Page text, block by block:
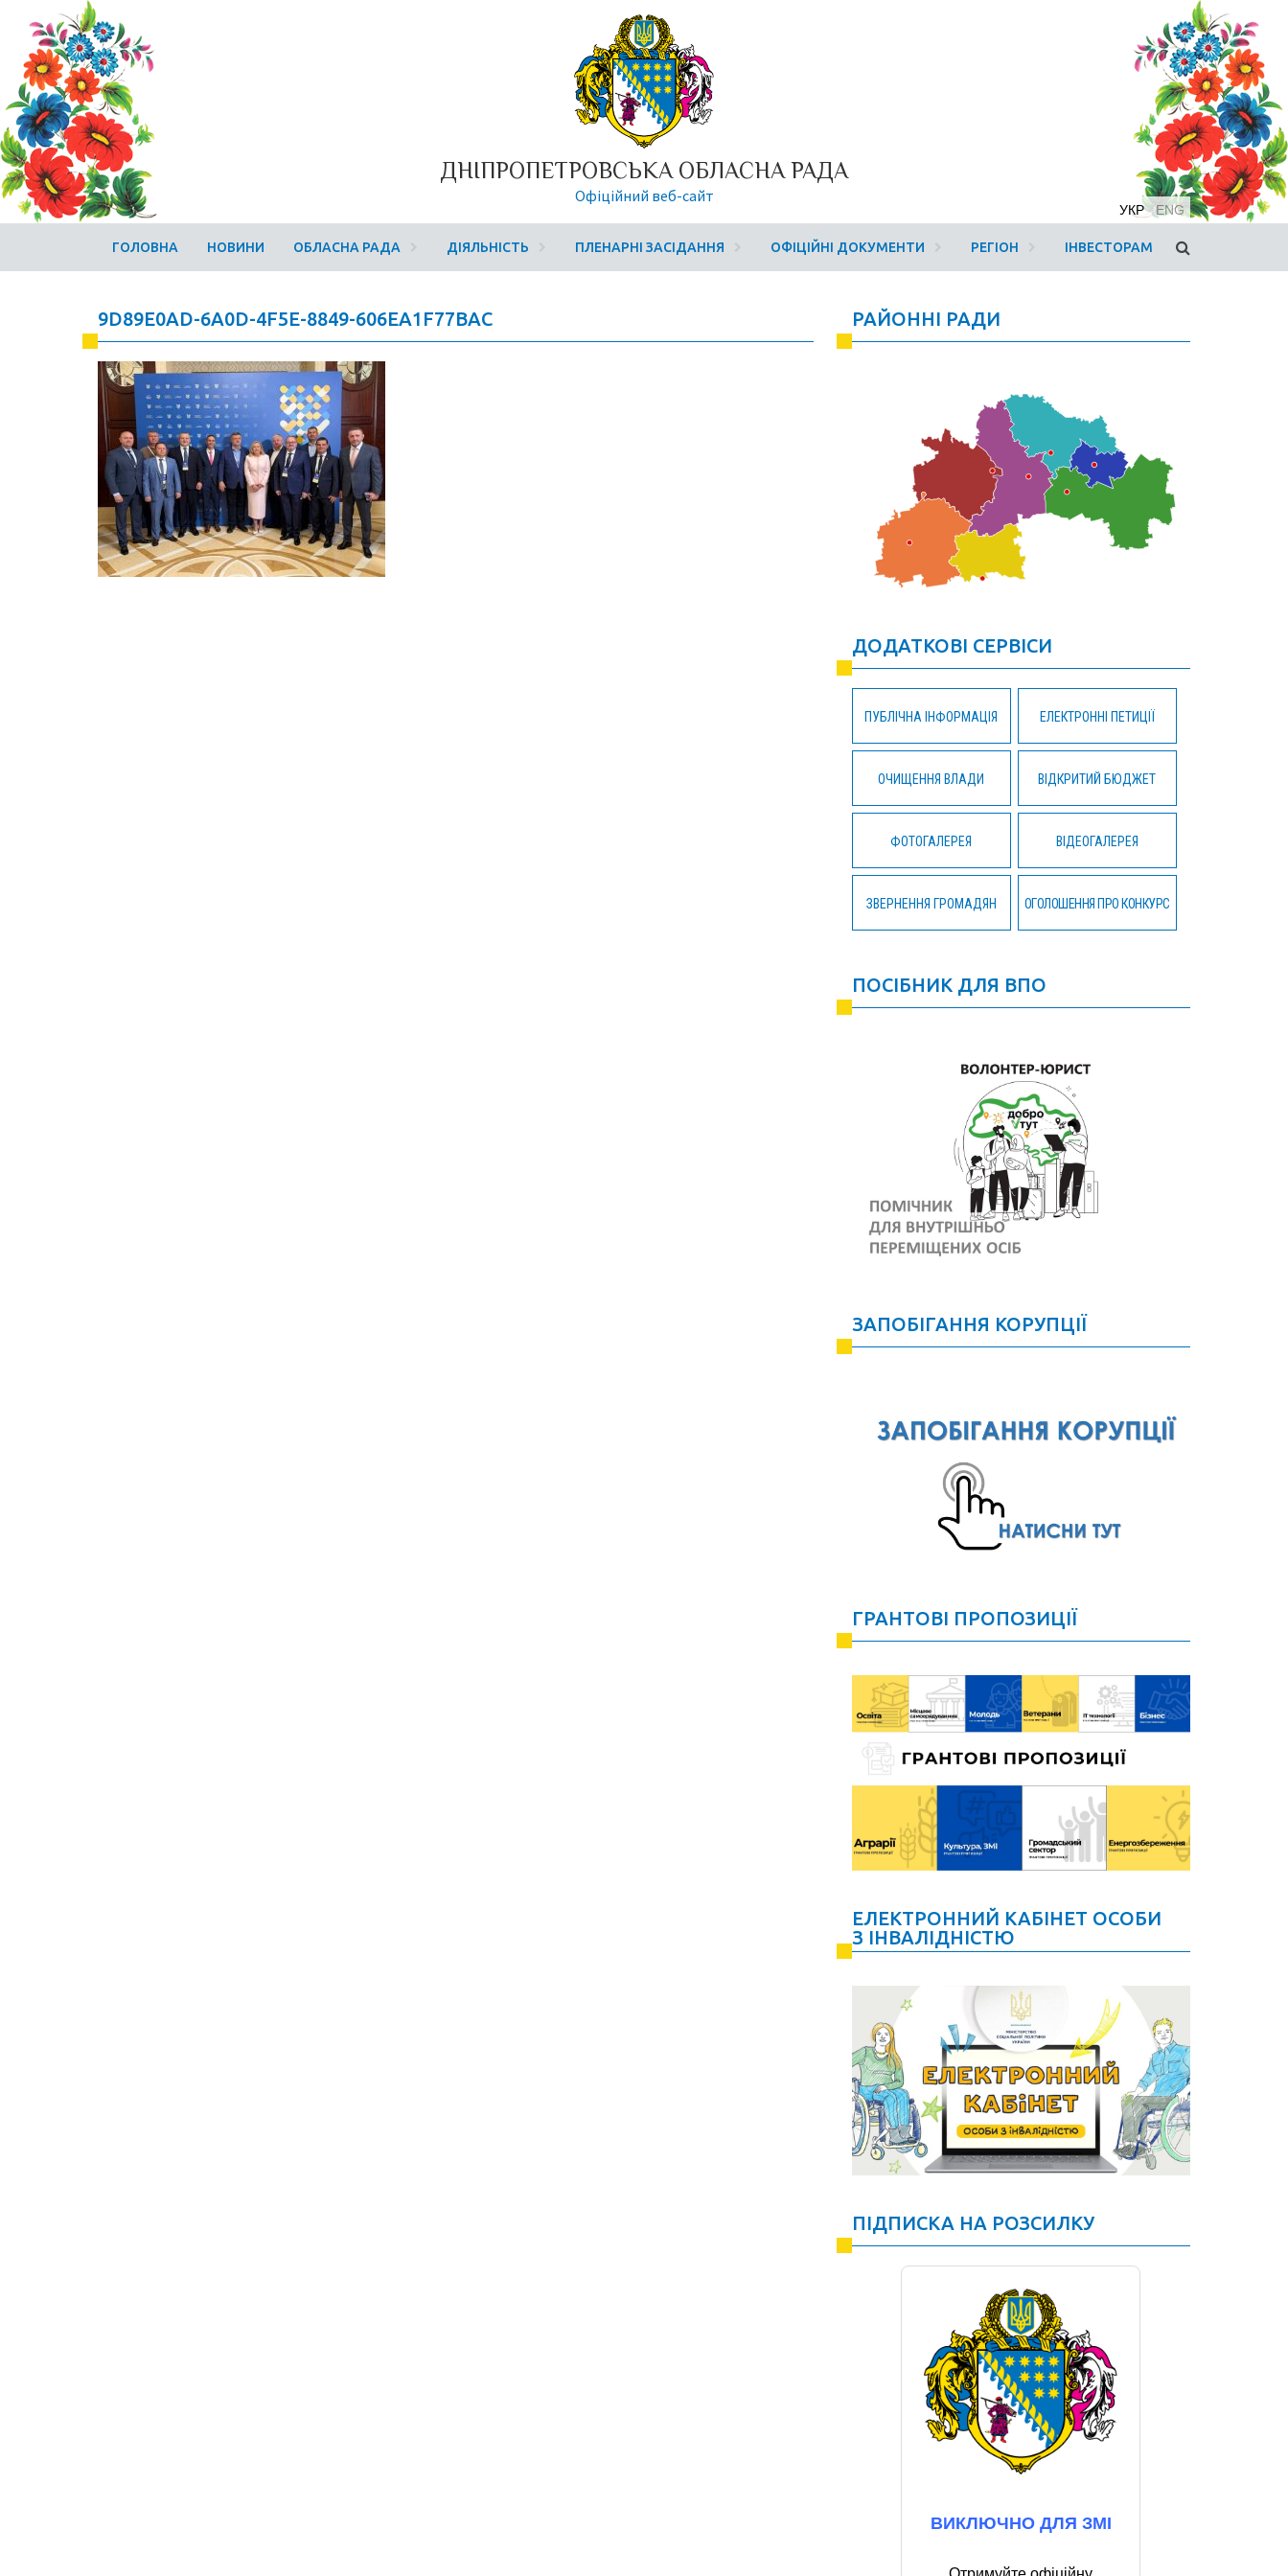
ДНІПРОПЕТРОВСЬКА ОБЛАСНА РАДА
Офіційний веб-сайт
УКР ENG
ГОЛОВНА НОВИНИ ОБЛАСНА РАДА ДІЯЛЬНІСТЬ ПЛЕНАРНІ ЗАСІДАННЯ ОФІЦІЙНІ ДОКУМЕНТИ РЕГІОН ІНВЕСТОРАМ
9D89E0AD-6A0D-4F5E-8849-606EA1F77BAC РАЙОННІ РАДИ
ДОДАТКОВІ СЕРВІСИ
ПУБЛІЧНА ІНФОРМАЦІЯ ЕЛЕКТРОННІ ПЕТИЦІЇ
ОЧИЩЕННЯ ВЛАДИ ВІДКРИТИЙ БЮДЖЕТ
ФОТОГАЛЕРЕЯ ВІДЕОГАЛЕРЕЯ
ЗВЕРНЕННЯ ГРОМАДЯН ОГОЛОШЕННЯ ПРО КОНКУРС
ПОСІБНИК ДЛЯ ВПО
ЗАПОБІГАННЯ КОРУПЦІЇ
ГРАНТОВІ ПРОПОЗИЦІЇ
ЕЛЕКТРОННИЙ КАБІНЕТ ОСОБИ
З ІНВАЛІДНІСТЮ
ПІДПИСКА НА РОЗСИЛКУ
ВИКЛЮЧНО ДЛЯ ЗМІ